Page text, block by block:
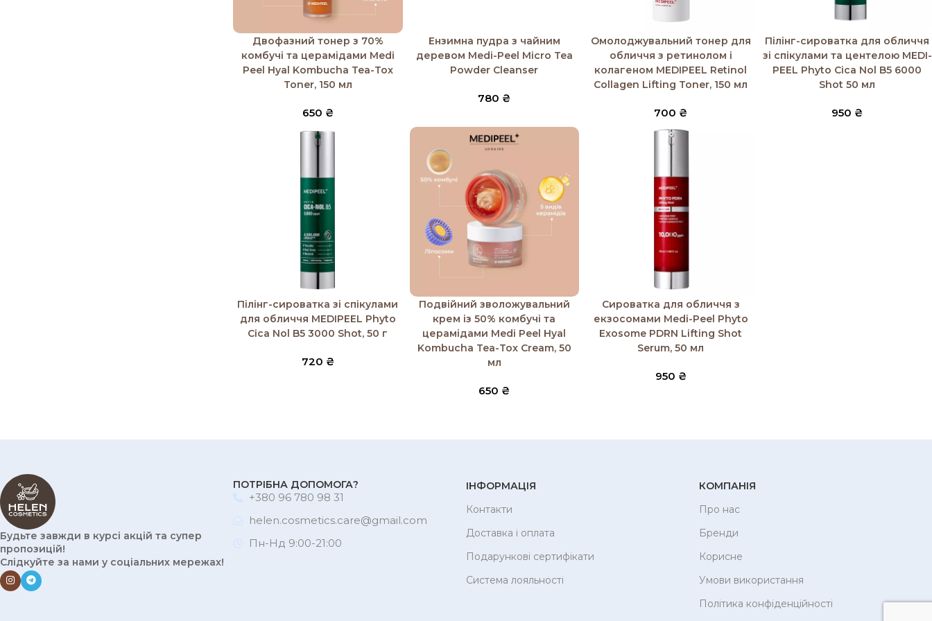
Додати в кошик
Двофазний тонер з 70%
комбучі та церамідами Medi
Peel Hyal Kombucha Tea-Tox
Toner, 150 мл
650 ₴
Додати в кошик
Ензимна пудра з чайним
деревом Medi-Peel Micro Tea
Powder Cleanser
780 ₴
Додати в кошик
Омолоджувальний тонер для
обличчя з ретинолом і
колагеном MEDIPEEL Retinol
Collagen Lifting Toner, 150 мл
700 ₴
Додати в кошик
Пілінг-сироватка для обличчя
зі спікулами та центелою MEDI-
PEEL Phyto Cica Nol B5 6000
Shot 50 мл
950 ₴
Додати в кошик
Пілінг-сироватка зі спікулами
для обличчя MEDIPEEL Phyto
Cica Nol B5 3000 Shot, 50 г
720 ₴
Додати в кошик
Подвійний зволожувальний
крем із 50% комбучі та
церамідами Medi Peel Hyal
Kombucha Tea-Tox Cream, 50
мл
650 ₴
Додати в кошик
Сироватка для обличчя з
екзосомами Medi-Peel Phyto
Exosome PDRN Lifting Shot
Serum, 50 мл
950 ₴
Будьте завжди в курсі акцій та супер
пропозицій!
Слідкуйте за нами у соціальних мережах!
ПОТРІБНА ДОПОМОГА?
+380 96 780 98 31
helen.cosmetics.care@gmail.com
Пн-Нд 9:00-21:00
ІНФОРМАЦІЯ
Контакти
Доставка і оплата
Подарункові сертифікати
Система лояльності
КОМПАНІЯ
Про нас
Бренди
Корисне
Умови використання
Політика конфіденційності